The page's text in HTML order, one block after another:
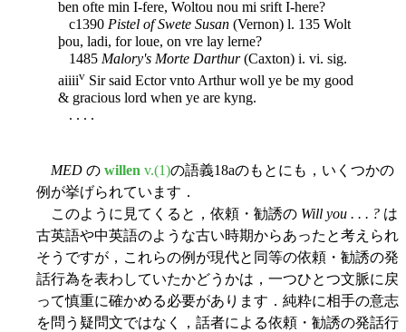
ben ofte min I-fere, Woltou nou mi srift I-here?
c1390 Pistel of Swete Susan (Vernon) l. 135 Wolt
þou, ladi, for loue, on vre lay lerne?
1485 Malory's Morte Darthur(Caxton) i. vi. sig.
aiiiiv Sir said Ector vnto Arthur woll ye be my good
& gracious lord when ye are kyng.
. . . .
MED の willen v.(1)の語義18aのもとにも，いくつかの
例が挙げられています．
このように見てくると，依頼・勧誘の Will you . . . ? は
古英語や中英語のような古い時期からあったと考えられ
そうですが，これらの例が現代と同等の依頼・勧誘の発
話行為を表わしていたかどうかは，一つひとつ文脈に戻
って慎重に確かめる必要があります．純粋に相手の意志
を問う疑問文ではなく，話者による依頼・勧誘の発話行